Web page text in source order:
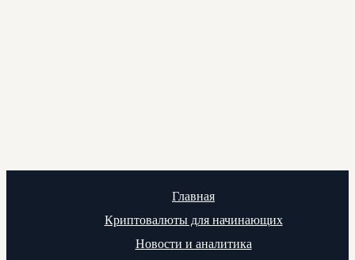
Главная
Криптовалюты для начинающих
Новости и аналитика